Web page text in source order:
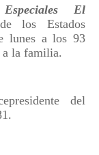
El
los Estados
lunes a los 93
a la familia.
del